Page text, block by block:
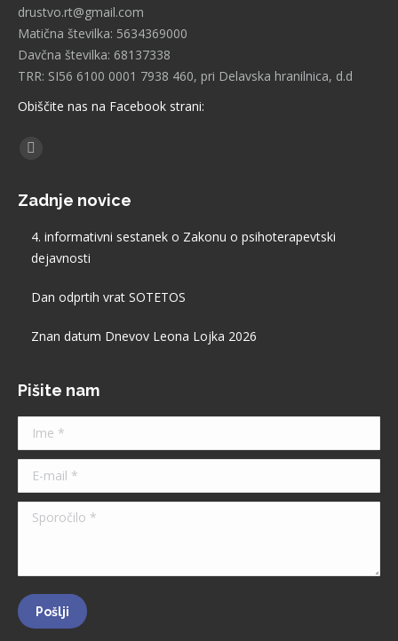
drustvo.rt@gmail.com
Matična številka: 5634369000
Davčna številka: 68137338
TRR: SI56 6100 0001 7938 460, pri Delavska hranilnica, d.d
Obiščite nas na Facebook strani:
Find us on:
Facebook
opens
new
Zadnje novice
4. informativni sestanek o Zakonu o psihoterapevtski
dejavnosti
Dan odprtih vrat SOTETOS
Znan datum Dnevov Leona Lojka 2026
Pišite nam
Ime *
E-mail *
Sporočilo *
Pošlji